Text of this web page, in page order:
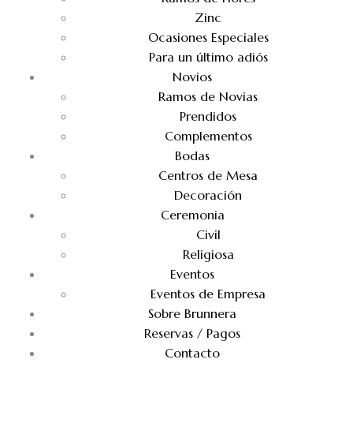
Zinc
Ocasiones Especiales
Para un último adiós
Novios
Ramos de Novias
Prendidos
Complementos
Bodas
Centros de Mesa
Decoración
Ceremonia
Civil
Religiosa
Eventos
Eventos de Empresa
Sobre Brunnera
Reservas / Pagos
Contacto